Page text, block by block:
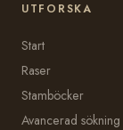
UTFORSKA
Start
Raser
Stamböcker
Avancerad sökning